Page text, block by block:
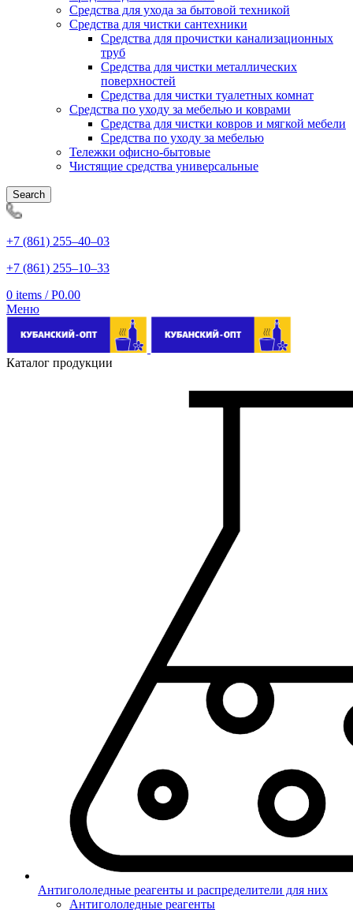
Средства для ухода за бытовой техникой
Средства для чистки сантехники
Средства для прочистки канализационных
труб
Средства для чистки металлических
поверхностей
Средства для чистки туалетных комнат
Средства по уходу за мебелью и коврами
Средства для чистки ковров и мягкой мебели
Средства по уходу за мебелью
Тележки офисно-бытовые
Чистящие средства универсальные
Search
+7 (861) 255‒40‒03
+7 (861) 255‒10‒33
0 items / Р0.00
Меню
Каталог продукции
Антигололедные реагенты и распределители для них
Антигололедные реагенты